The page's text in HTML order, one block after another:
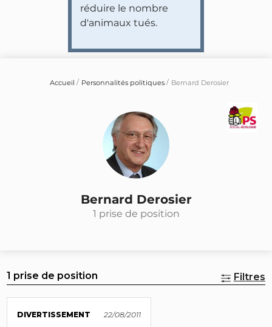
réduire le nombre
d'animaux tués.
Accueil Personnalités politiques Bernard Derosier
Bernard Derosier
1 prise de position
1 prise de position Filtres
DIVERTISSEMENT 22/08/2011